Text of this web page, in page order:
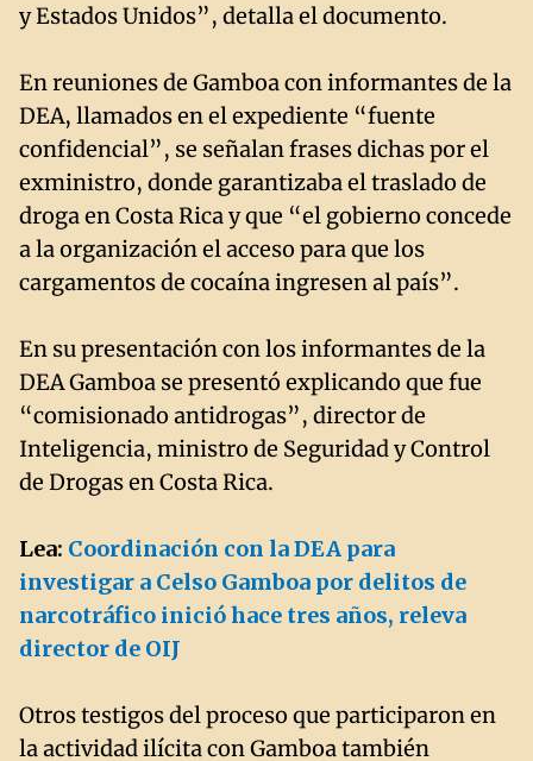
y Estados Unidos”, detalla el documento.
En reuniones de Gamboa con informantes de la
DEA, llamados en el expediente “fuente
confidencial”, se señalan frases dichas por el
exministro, donde garantizaba el traslado de
droga en Costa Rica y que “el gobierno concede
a la organización el acceso para que los
cargamentos de cocaína ingresen al país”.
En su presentación con los informantes de la
DEA Gamboa se presentó explicando que fue
“comisionado antidrogas”, director de
Inteligencia, ministro de Seguridad y Control
de Drogas en Costa Rica.
Lea: Coordinación con la DEA para
investigar a Celso Gamboa por delitos de
narcotráfico inició hace tres años, releva
director de OIJ
Otros testigos del proceso que participaron en
la actividad ilícita con Gamboa también